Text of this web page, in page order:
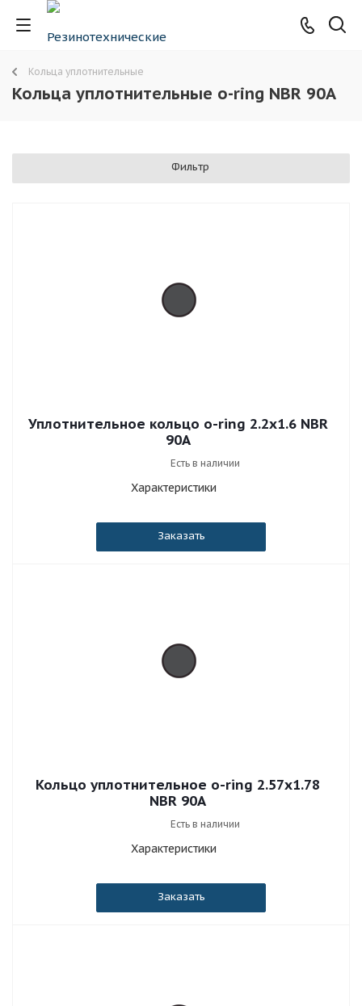
Кольца уплотнительные
Кольца уплотнительные o-ring NBR 90A
Фильтр
Уплотнительное кольцо o-ring 2.2x1.6 NBR
90A
Есть в наличии
Характеристики
Заказать
Кольцо уплотнительное o-ring 2.57x1.78
NBR 90A
Есть в наличии
Характеристики
Заказать